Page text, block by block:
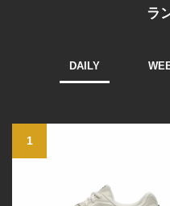
ラ
DAILY
1